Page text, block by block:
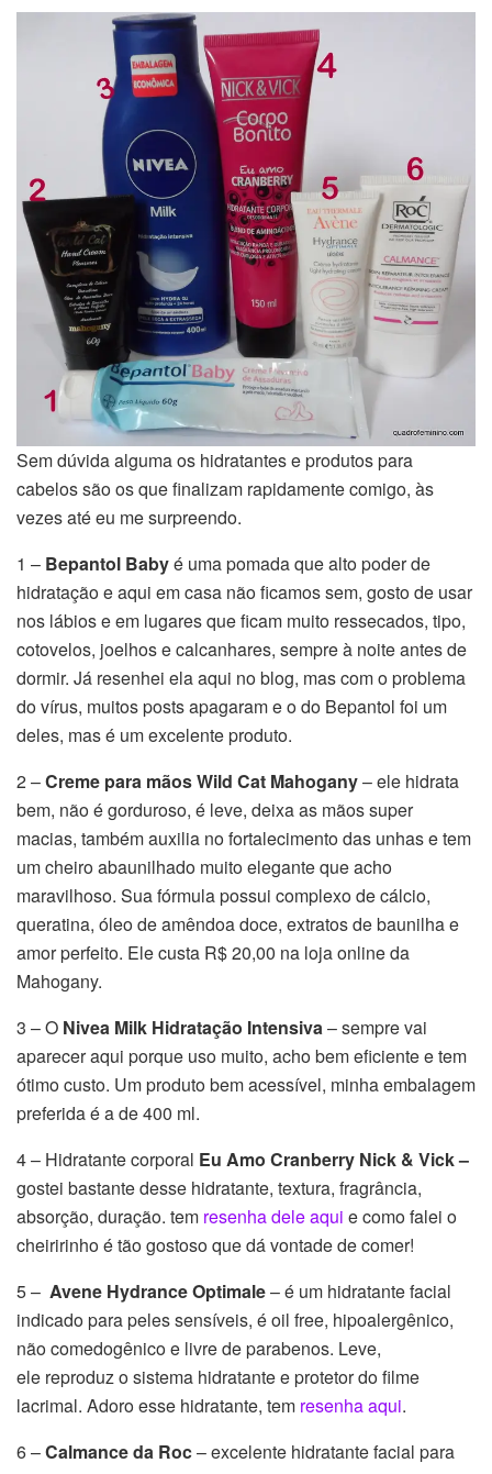
Sem dúvida alguma os hidratantes e produtos para
cabelos são os que finalizam rapidamente comigo, às
vezes até eu me surpreendo.
1 – Bepantol Babyé uma pomada que alto poder de
hidratação e aqui em casa não ficamos sem, gosto de usar
nos lábios e em lugares que ficam muito ressecados, tipo,
cotovelos, joelhos e calcanhares, sempre à noite antes de
dormir. Já resenhei ela aqui no blog, mas com o problema
do vírus, muitos posts apagaram e o do Bepantol foi um
deles, mas é um excelente produto.
2 –Creme para mãos Wild Cat Mahogany– ele hidrata
bem, não é gorduroso, é leve, deixa as mãos super
macias, também auxilia no fortalecimento das unhas e tem
um cheiro abaunilhado muito elegante que acho
maravilhoso. Sua fórmula possui complexo de cálcio,
queratina, óleo de amêndoa doce, extratos de baunilha e
amor perfeito. Ele custa R$ 20,00 na loja online da
Mahogany.
3 – O Nivea Milk Hidratação Intensiva– sempre vai
aparecer aqui porque uso muito, acho bem eficiente e tem
ótimo custo. Um produto bem acessível, minha embalagem
preferida é a de 400 ml.
4 – Hidratante corporal Eu Amo Cranberry Nick & Vick –
gostei bastante desse hidratante, textura, fragrância,
absorção, duração. tem resenha dele aqui e como falei o
cheiririnho é tão gostoso que dá vontade de comer!
5 – Avene Hydrance Optimale– é um hidratante facial
indicado para peles sensíveis, é oil free, hipoalergênico,
não comedogênico e livre de parabenos. Leve,
ele reproduz o sistema hidratante e protetor do filme
lacrimal. Adoro esse hidratante, tem resenha aqui.
6 –Calmance da Roc– excelente hidratante facial para